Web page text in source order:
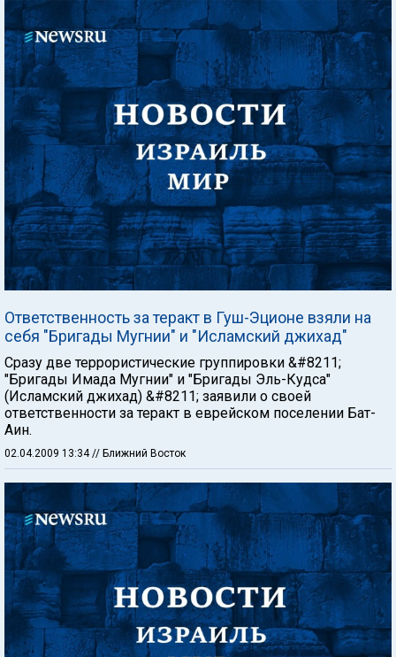
Ответственность за теракт в Гуш-Эционе взяли на
себя "Бригады Мугнии" и "Исламский джихад"
Сразу две террористические группировки &#8211;
"Бригады Имада Мугнии" и "Бригады Эль-Кудса"
(Исламский джихад) &#8211; заявили о своей
ответственности за теракт в еврейском поселении Бат-
Аин.
02.04.2009 13:34// Ближний Восток